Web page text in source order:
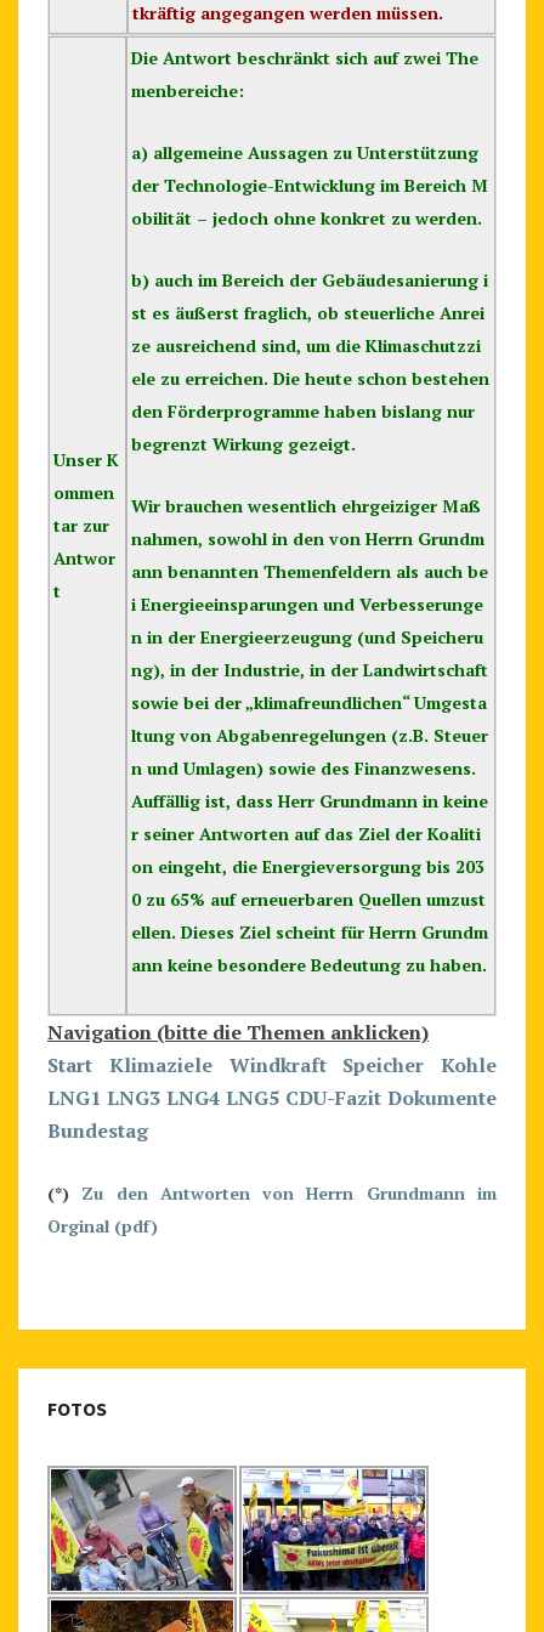
tkräftig angegangen werden müssen.
Unser K
ommen
tar zur
Antwor
t
Die Antwort beschränkt sich auf zwei The
menbereiche:
a) allgemeine Aussagen zu Unterstützung
der Technologie-Entwicklung im Bereich M
obilität – jedoch ohne konkret zu werden.
b) auch im Bereich der Gebäudesanierung i
st es äußerst fraglich, ob steuerliche Anrei
ze ausreichend sind, um die Klimaschutzzi
ele zu erreichen. Die heute schon bestehen
den Förderprogramme haben bislang nur
begrenzt Wirkung gezeigt.
Wir brauchen wesentlich ehrgeiziger Maß
nahmen, sowohl in den von Herrn Grundm
ann benannten Themenfeldern als auch be
i Energieeinsparungen und Verbesserunge
n in der Energieerzeugung (und Speicheru
ng), in der Industrie, in der Landwirtschaft
sowie bei der „klimafreundlichen“ Umgesta
ltung von Abgabenregelungen (z.B. Steuer
n und Umlagen) sowie des Finanzwesens.
Auffällig ist, dass Herr Grundmann in keine
r seiner Antworten auf das Ziel der Koaliti
on eingeht, die Energieversorgung bis 203
0 zu 65% auf erneuerbaren Quellen umzust
ellen. Dieses Ziel scheint für Herrn Grundm
ann keine besondere Bedeutung zu haben.
Navigation (bitte die Themen anklicken)
Start
Klimaziele Windkraft Speicher
Kohle
LNG1 LNG3 LNG4 LNG5 CDU-Fazit Dokumente
Bundestag
(*) Zu den Antworten von Herrn Grundmann im
Orginal (pdf)
FOTOS